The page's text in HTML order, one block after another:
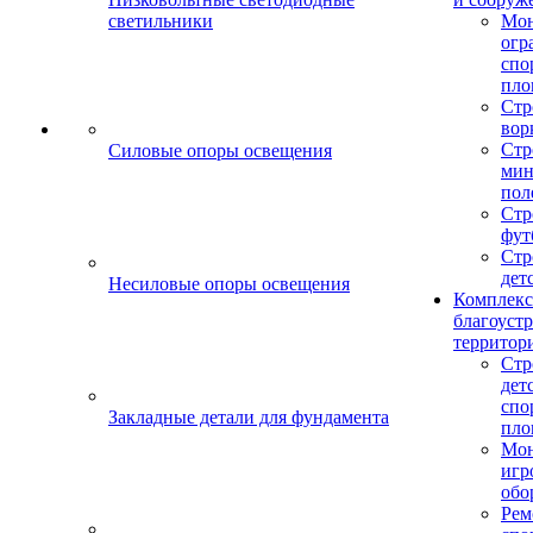
светильники
Силовые опоры освещения
Несиловые опоры освещения
Закладные детали для фундамента